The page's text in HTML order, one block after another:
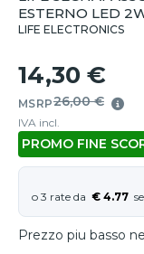
ESTERNO LED
LIFE ELECTRONICS
14,30 €
MSRP26,00 €
IVA incl.
PROMO FINE
€ 4.77
Prezzo piu basso